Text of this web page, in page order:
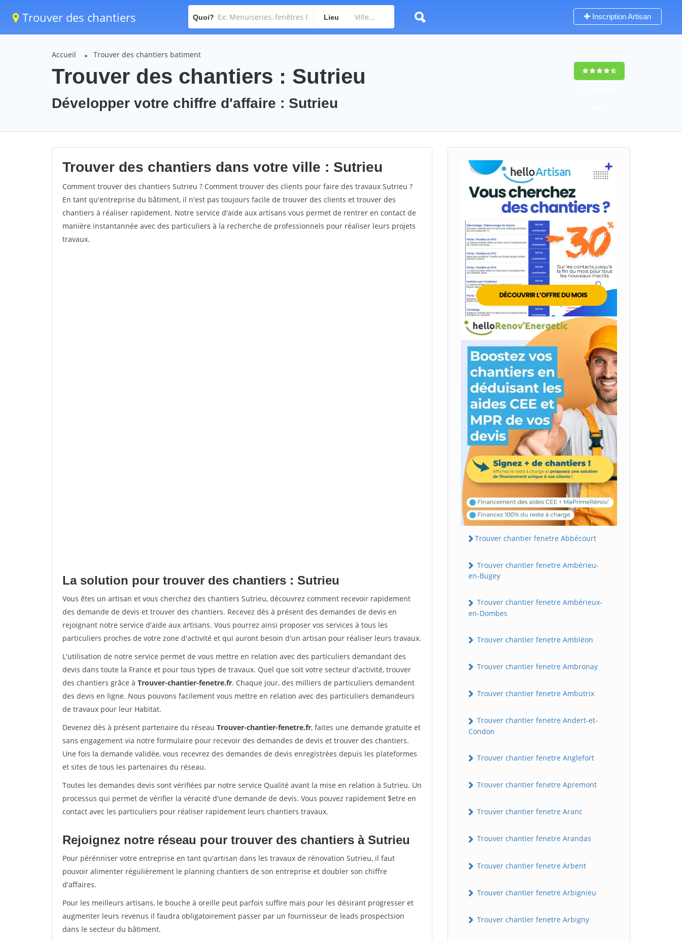
Trouver des chantiers Quoi? Lieu Inscription Artisan
Accueil Trouver des chantiers batiment
Trouver des chantiers : Sutrieu
Développer votre chiffre d'affaire : Sutrieu
Trouver des chantiers dans votre ville : Sutrieu
Comment trouver des chantiers Sutrieu ? Comment trouver des clients pour faire des travaux Sutrieu ?
En tant qu'entreprise du bâtiment, il n'est pas toujours facile de trouver des clients et trouver des
chantiers à réaliser rapidement. Notre service d'aide aux artisans vous permet de rentrer en contact de
manière instantannée avec des particuliers à la recherche de professionnels pour réaliser leurs projets
travaux.
La solution pour trouver des chantiers : Sutrieu
Vous êtes un artisan et vous cherchez des chantiers Sutrieu, découvrez comment recevoir rapidement
des demande de devis et trouver des chantiers. Recevez dès à présent des demandes de devis en
rejoignant notre service d'aide aux artisans. Vous pourrez ainsi proposer vos services à tous les
particuliers proches de votre zone d'activité et qui auront besoin d'un artisan pour réaliser leurs travaux.
L'utilisation de notre service permet de vous mettre en relation avec des particuliers demandant des
devis dans toute la France et pour tous types de travaux. Quel que soit votre secteur d'activité, trouver
des chantiers grâce à Trouver-chantier-fenetre.fr. Chaque jour, des milliers de particuliers demandent
des devis en ligne. Nous pouvons facilement vous mettre en relation avec des particuliers demandeurs
de travaux pour leur Habitat.
Devenez dès à présent partenaire du réseau Trouver-chantier-fenetre.fr, faites une demande gratuite et
sans engagement via notre formulaire pour recevoir des demandes de devis et trouver des chantiers.
Une fois la demande validée, vous recevrez des demandes de devis enregistrées depuis les plateformes
et sites de tous les partenaires du réseau.
Toutes les demandes devis sont vérifiées par notre service Qualité avant la mise en relation à Sutrieu. Un
processus qui permet de vérifier la véracité d'une demande de devis. Vous pouvez rapidement $etre en
contact avec les particuliers pour réaliser rapidement leurs chantiers travaux.
Rejoignez notre réseau pour trouver des chantiers à Sutrieu
Pour pérénniser votre entreprise en tant qu'artisan dans les travaux de rénovation Sutrieu, il faut
pouvoir alimenter régulièrement le planning chantiers de son entreprise et doubler son chiffre
d'affaires.
Pour les meilleurs artisans, le bouche à oreille peut parfois suffire mais pour les désirant progresser et
augmenter leurs revenus il faudra obligatoirement passer par un fournisseur de leads prospectsion
dans le secteur du bâtiment.
Trouver chantier fenetre Abbécourt
Trouver chantier fenetre Ambérieu-
en-Bugey
Trouver chantier fenetre Ambérieux-
en-Dombes
Trouver chantier fenetre Ambléon
Trouver chantier fenetre Ambronay
Trouver chantier fenetre Ambutrix
Trouver chantier fenetre Andert-et-
Condon
Trouver chantier fenetre Anglefort
Trouver chantier fenetre Apremont
Trouver chantier fenetre Aranc
Trouver chantier fenetre Arandas
Trouver chantier fenetre Arbent
Trouver chantier fenetre Arbignieu
Trouver chantier fenetre Arbigny